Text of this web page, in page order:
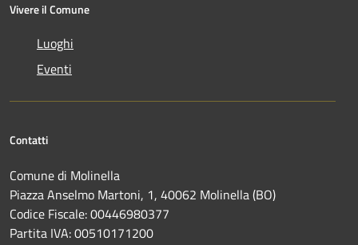
Vivere il Comune
Luoghi
Eventi
Contatti
Comune di Molinella
Piazza Anselmo Martoni, 1, 40062 Molinella (BO)
Codice Fiscale: 00446980377
Partita IVA: 00510171200